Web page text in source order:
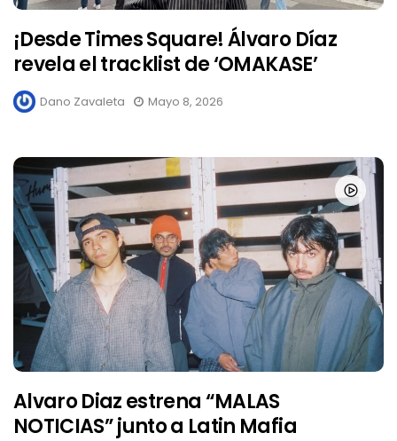
¡Desde Times Square! Álvaro Díaz
revela el tracklist de ‘OMAKASE’
Dano Zavaleta Mayo 8, 2026
Alvaro Diaz estrena “MALAS
NOTICIAS” junto a Latin Mafia